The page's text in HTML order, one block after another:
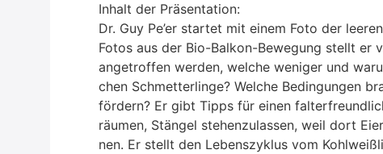
Inhalt der Prä­sen­ta­ti­on:
Dr. Guy Pe’er star­tet mit einem Foto der
Fotos aus der Bio-Bal­kon-Bewe­gung stellt er
ange­trof­fen wer­den, wel­che weni­ger und
chen Schmet­ter­lin­ge? Wel­che Bedin­gun­gen
för­dern? Er gibt Tipps für einen
räu­men, Stän­gel ste­hen­zu­las­sen, weil dort
nen. Er stellt den Lebens­zy­klus vom